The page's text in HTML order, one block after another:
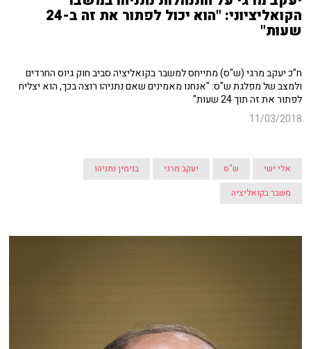
הקואליציוני: "הוא יכול לפתור את זה ב-24
שעות"
ח"כ יעקב מרגי (ש"ס) מתייחס למשבר בקואליציה סביב חוק גיוס החרדים
ולמצב של מפלגת ש"ס: "אנחנו מאמינים שאם נתניהו רוצה בכך, הוא יצליח
לפתור את זה תוך 24 שעות"
11/03/2018
אלי ישי ש"ס יעקב מרגי
בנימין נתניהו
משבר בקואליציה